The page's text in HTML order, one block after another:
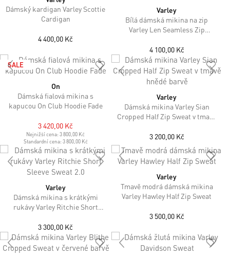
Dámský kardigan Varley Scottie
Cardigan
4 400,00 Kč
Varley
Bílá dámská mikina na zip
Varley Len Seamless Zip
4 100,00 Kč
SALE
On
Dámská fialová mikina s
kapucou On Club Hoodie Fade
3 420,00 Kč
Nejnižší cena:3 800,00 Kč
Standardní cena: 3 800,00 Kč
Varley
Dámská mikina Varley Sian
Cropped Half Zip Sweat v tmavě
3 200,00 Kč
Varley
Dámská mikina s krátkými
rukávy Varley Ritchie Short
3 300,00 Kč
Varley
Tmavě modrá dámská mikina
Varley Hawley Half Zip Sweat
3 500,00 Kč